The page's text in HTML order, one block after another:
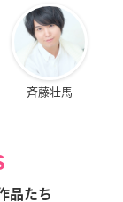
斉藤壮馬
品たち